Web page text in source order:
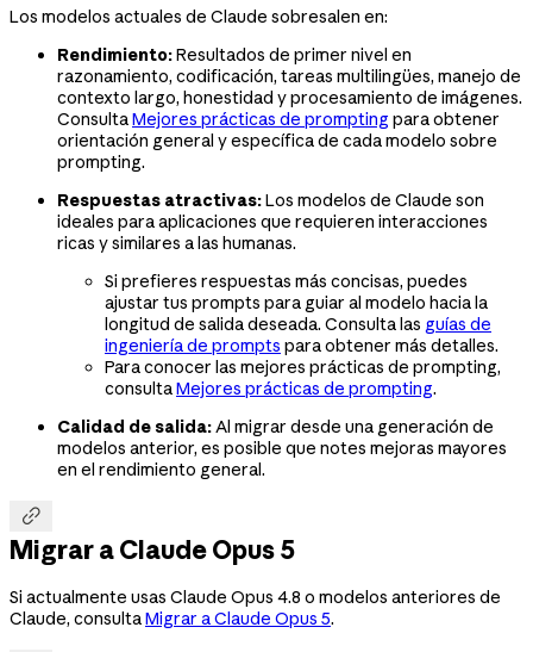
Los modelos actuales de Claude sobresalen en:
Rendimiento:Resultados de primer nivel en
razonamiento, codificación, tareas multilingües, manejo de
contexto largo, honestidad y procesamiento de imágenes.
ConsultaMejores prácticas de prompting para obtener
orientación general y específica de cada modelo sobre
prompting.
Respuestas atractivas:Los modelos de Claude son
ideales para aplicaciones que requieren interacciones
ricas y similares a las humanas.
Si prefieres respuestas más concisas, puedes
ajustar tus prompts para guiar al modelo hacia la
longitud de salida deseada. Consulta las guías de
ingeniería de prompts para obtener más detalles.
Para conocer las mejores prácticas de prompting,
consultaMejores prácticas de prompting.
Calidad de salida:Al migrar desde una generación de
modelos anterior, es posible que notes mejoras mayores
en el rendimiento general.

Migrar a Claude Opus 5
Si actualmente usas Claude Opus 4.8 o modelos anteriores de
Claude, consultaMigrar a Claude Opus 5.